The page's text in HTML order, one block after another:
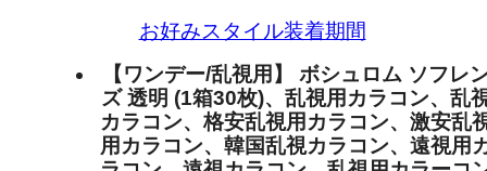
お好みスタイル装着期間
【ワンデー/乱視用】 ボシュロム ソフレ
ズ 透明 (1箱30枚)、乱視用カラコン、乱
カラコン、格安乱視用カラコン、激安乱
用カラコン、韓国乱視カラコン、遠視用